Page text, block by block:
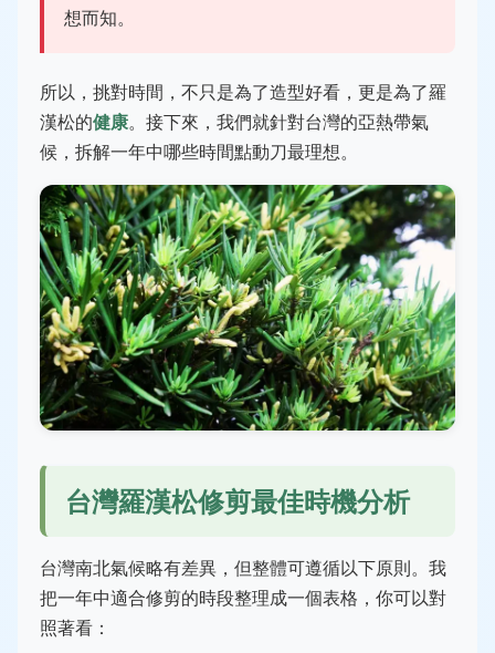
想而知。
所以，挑對時間，不只是為了造型好看，更是為了羅
漢松的健康。接下來，我們就針對台灣的亞熱帶氣
候，拆解一年中哪些時間點動刀最理想。
台灣羅漢松修剪最佳時機分析
台灣南北氣候略有差異，但整體可遵循以下原則。我
把一年中適合修剪的時段整理成一個表格，你可以對
照著看：